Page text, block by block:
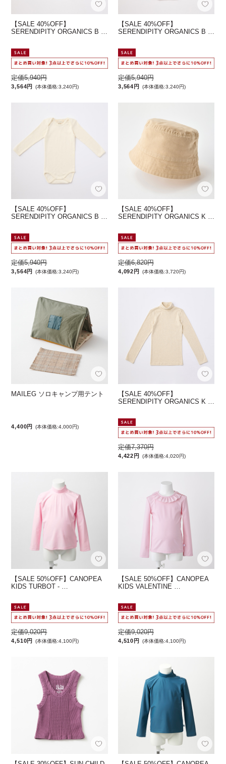
【SALE 40%OFF】
SERENDIPITY ORGANICS B …
定価5,940円
3,564円 (本体価格:3,240円)
【SALE 40%OFF】
SERENDIPITY ORGANICS B …
定価5,940円
3,564円 (本体価格:3,240円)
【SALE 40%OFF】
SERENDIPITY ORGANICS B …
定価5,940円
3,564円 (本体価格:3,240円)
【SALE 40%OFF】
SERENDIPITY ORGANICS K …
定価6,820円
4,092円 (本体価格:3,720円)
MAILEG ソロキャンプ用テント
4,400円 (本体価格:4,000円)
【SALE 40%OFF】
SERENDIPITY ORGANICS K …
定価7,370円
4,422円 (本体価格:4,020円)
【SALE 50%OFF】CANOPEA
KIDS TURBOT - …
定価9,020円
4,510円 (本体価格:4,100円)
【SALE 50%OFF】CANOPEA
KIDS VALENTINE …
定価9,020円
4,510円 (本体価格:4,100円)